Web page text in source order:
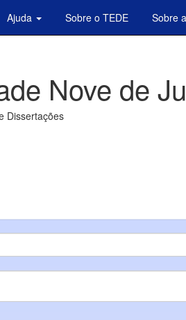
Ajuda Sobre o TEDE Sobre
Nove de
Dissertações